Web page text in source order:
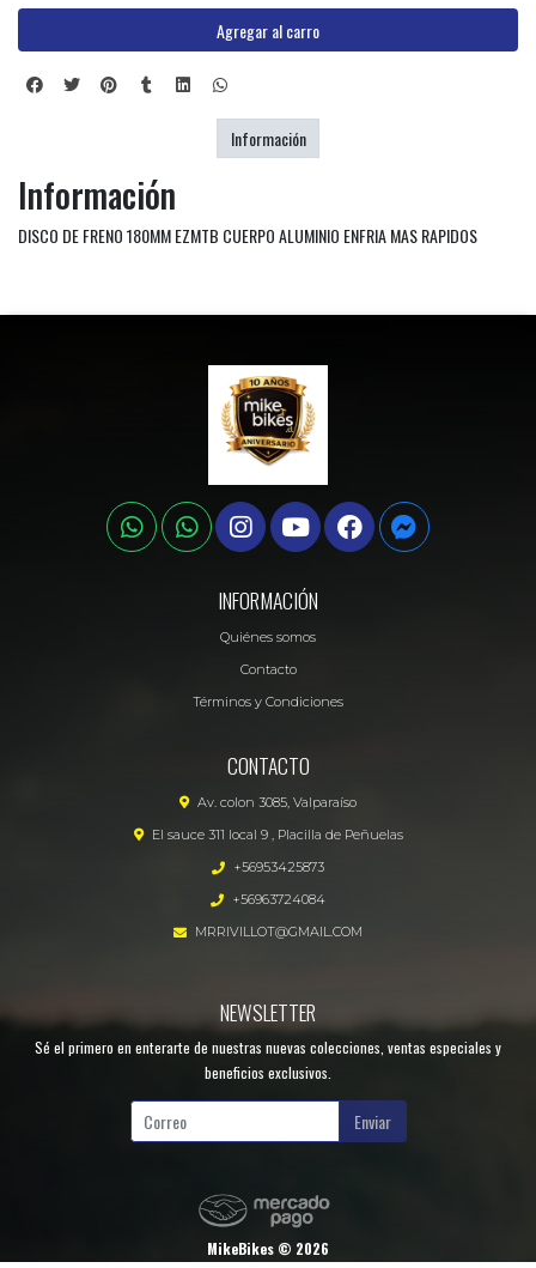
Agregar al carro
Información
DISCO DE FRENO 180MM EZMTB CUERPO ALUMINIO ENFRIA MAS RAPIDOS
Información
INFORMACIÓN
Quiénes somos
Contacto
Términos y Condiciones
CONTACTO
Av. colon 3085, Valparaíso
El sauce 311 local 9 , Placilla de Peñuelas
+56953425873
+56963724084
MRRIVILLOT@GMAIL.COM
NEWSLETTER
Sé el primero en enterarte de nuestras nuevas colecciones, ventas especiales y
beneficios exclusivos.
Enviar
MikeBikes © 2026